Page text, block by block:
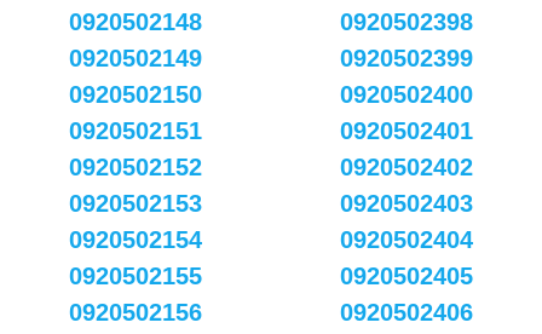
0920502148
0920502149
0920502150
0920502151
0920502152
0920502153
0920502154
0920502155
0920502156
0920502398
0920502399
0920502400
0920502401
0920502402
0920502403
0920502404
0920502405
0920502406